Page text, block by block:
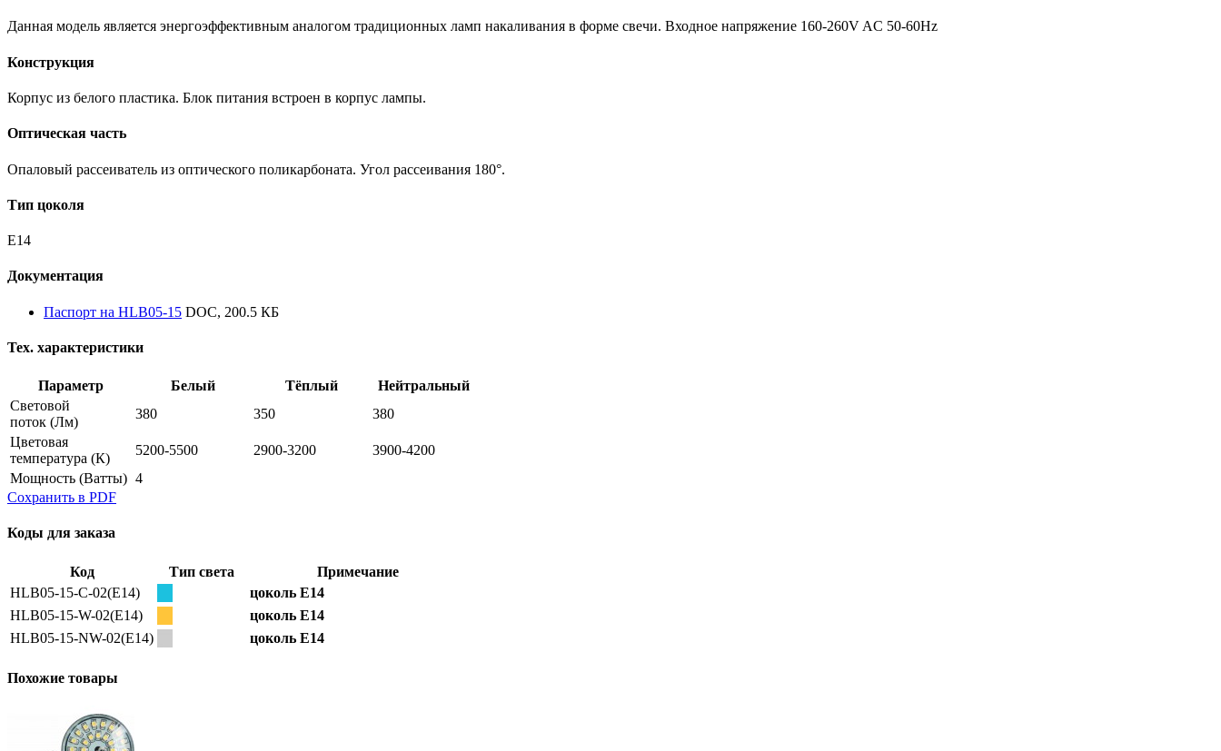
Данная модель является энергоэффективным аналогом традиционных ламп накаливания в форме свечи. Входное напряжение 160-260V AC 50-60Hz
Конструкция
Корпус из белого пластика. Блок питания встроен в корпус лампы.
Оптическая часть
Опаловый рассеиватель из оптического поликарбоната. Угол рассеивания 180°.
Тип цоколя
E14
Документация
Паспорт на HLB05-15 DOC, 200.5 КБ
Тех. характеристики
Параметр Белый Тёплый
Нейтральный
Световой
поток (Лм)
380 350
380
Цветовая
температура (К)
5200-5500 2900-3200
3900-4200
Мощность (Ватты) 4
Сохранить в PDF
Коды для заказа
Код Тип света
Примечание
HLB05-15-C-02(E14)
цоколь E14
HLB05-15-W-02(E14)
цоколь E14
HLB05-15-NW-02(E14)
цоколь E14
Похожие товары